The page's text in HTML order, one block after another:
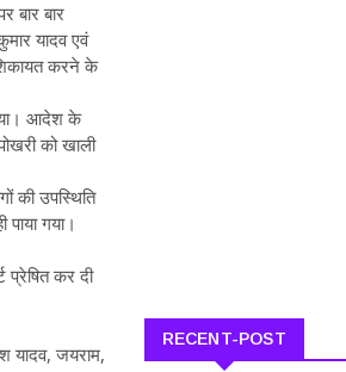
बार बार
यादव एवं
करने के
आदेश के
को खाली
की उपस्थिति
गया।
प्रेषित कर दी
यादव, जयराम,
RECENT-POST